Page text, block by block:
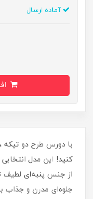
آماده ارسال
با دورس طرح دو تیکه
کنید! این مدل
از جنس پنبه‌ای لطیف
جلوه‌ای مدرن و جذاب